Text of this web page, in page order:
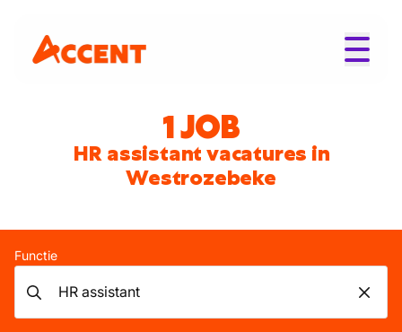
1 JOB
HR assistant vacatures in
Westrozebeke
Functie